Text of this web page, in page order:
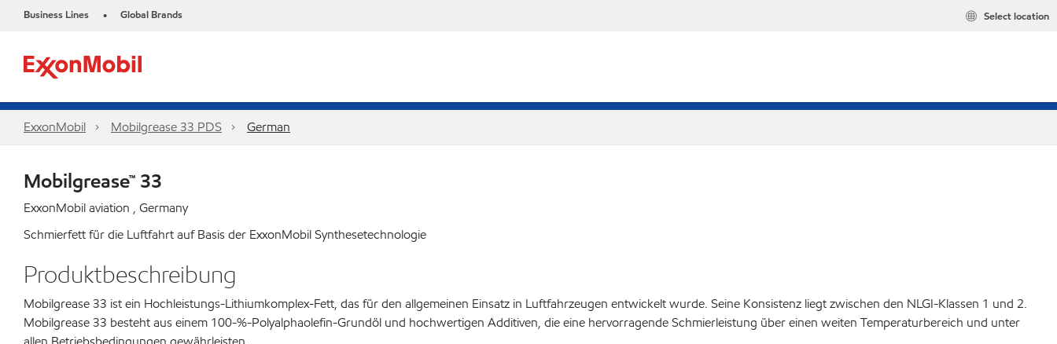
Business Lines • Global Brands Select location
ExxonMobil Mobilgrease 33 PDS German
Mobilgrease™ 33
ExxonMobil aviation , Germany
Schmierfett für die Luftfahrt auf Basis der ExxonMobil Synthesetechnologie
Produktbeschreibung
Mobilgrease 33 ist ein Hochleistungs-Lithiumkomplex-Fett, das für den allgemeinen Einsatz in Luftfahrzeugen entwickelt wurde. Seine Konsistenz liegt zwischen den NLGI-Klassen 1 und 2.
Mobilgrease 33 besteht aus einem 100-%-Polyalphaolefin-Grundöl und hochwertigen Additiven, die eine hervorragende Schmierleistung über einen weiten Temperaturbereich und unter